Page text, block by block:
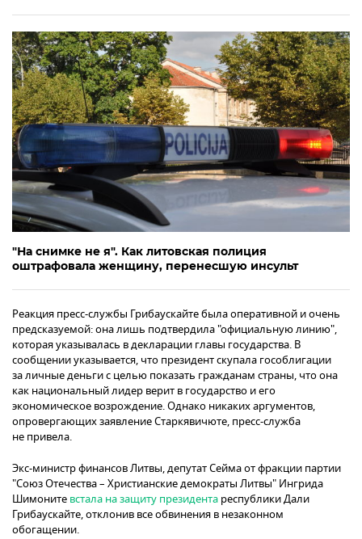
"На снимке не я". Как литовская полиция
оштрафовала женщину, перенесшую инсульт
Реакция пресс-службы Грибаускайте была оперативной и очень
предсказуемой: она лишь подтвердила "официальную линию",
которая указывалась в декларации главы государства. В
сообщении указывается, что президент скупала гособлигации
за личные деньги с целью показать гражданам страны, что она
как национальный лидер верит в государство и его
экономическое возрождение. Однако никаких аргументов,
опровергающих заявление Старкявичюте, пресс-служба
не привела.
Экс-министр финансов Литвы, депутат Сейма от фракции партии
"Союз Отечества – Христианские демократы Литвы" Ингрида
Шимоните встала на защиту президента республики Дали
Грибаускайте, отклонив все обвинения в незаконном
обогащении.